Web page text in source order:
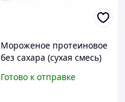
Мороженое протеиновое
без сахара (сухая смесь)
ТМ Жузюля, 180 г
Готово к отправке